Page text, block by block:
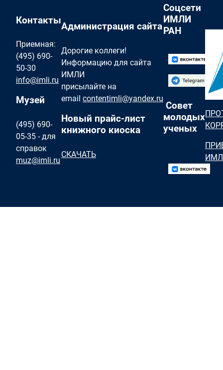
Контакты
Приемная:
(495) 690-
50-30
info@imli.ru
Музей
(495) 690-
05-35 - для
справок
muz@imli.ru
Администрация сайта
Дорогие коллеги!
Информацию для сайта
ИМЛИ
присылайте на
email contentimli@yandex.ru
Новый прайс-лист
книжного киоска
СКАЧАТЬ
Соцсети
ИМЛИ
РАН
Совет
молодых
ученых